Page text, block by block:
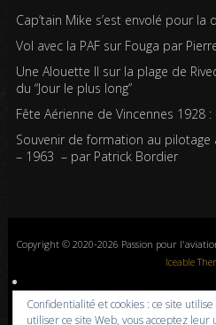
Cap’tain Mike s’est envolé pour la
Vol avec la PAF sur Fouga par
Une Alouette II sur la plage de
du “Jour le plus long”
Fête Aérienne de Vincennes 1928
Souvenir de formation au pilotage
– 1963 – par Patrick Bordier
Copyright © 2020-2026 Passion pour
Iceable
Accueil Blog Albums photos
Livres
Liens
Confidentialité et cookies : ce site
utiliser ce site Web, vous acceptez leur